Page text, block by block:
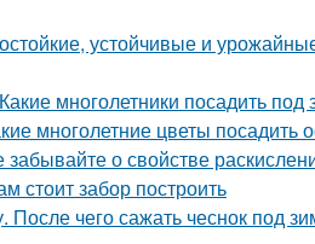
устойчивые и
многолетники посадить под
многолетние цветы посадить
о свойстве
стоит забор построить
После чего сажать чеснок под